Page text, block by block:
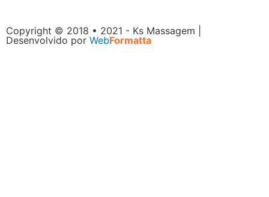
Copyright © 2018 • 2021 - Ks Massagem |
Desenvolvido por WebFormatta